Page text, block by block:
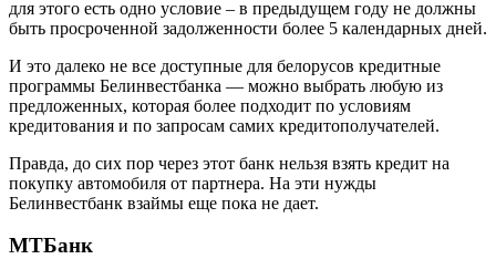
для этого есть одно условие – в предыдущем году не должны
быть просроченной задолженности более 5 календарных дней.
И это далеко не все доступные для белорусов кредитные
программы Белинвестбанка — можно выбрать любую из
предложенных, которая более подходит по условиям
кредитования и по запросам самих кредитополучателей.
Правда, до сих пор через этот банк нельзя взять кредит на
покупку автомобиля от партнера. На эти нужды
Белинвестбанк взаймы еще пока не дает.
МТБанк